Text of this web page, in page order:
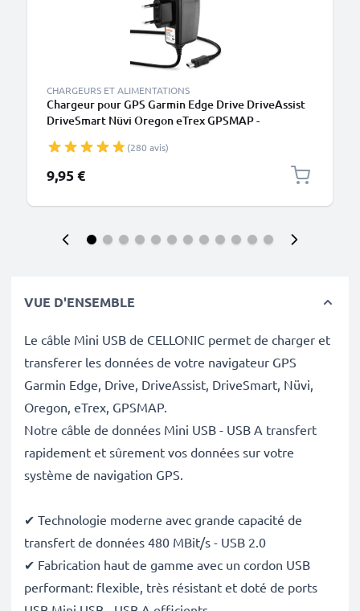
CHARGEURS ET ALIMENTATIONS
Chargeur pour GPS Garmin Edge Drive DriveAssist
DriveSmart Nüvi Oregon eTrex GPSMAP -
1.1m
(280 avis)
9,95 €
VUE D'ENSEMBLE
Le câble Mini USB de CELLONIC permet de charger et
transferer les données de votre navigateur GPS
Garmin Edge, Drive, DriveAssist, DriveSmart, Nüvi,
Oregon, eTrex, GPSMAP.
Notre câble de données Mini USB - USB A transfert
rapidement et sûrement vos données sur votre
système de navigation GPS.
✔ Technologie moderne avec grande capacité de
transfert de données 480 MBit/s - USB 2.0
✔ Fabrication haut de gamme avec un cordon USB
performant: flexible, très résistant et doté de ports